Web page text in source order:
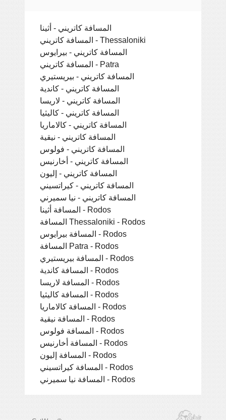
المسافة كاتريني - أثينا
المسافة كاتريني - Thessaloniki
المسافة كاتريني - بيرايوس
المسافة كاتريني - Patra
المسافة كاتريني - بيريستيري
المسافة كاتريني - كاندية
المسافة كاتريني - لاريسا
المسافة كاتريني - كاليثيا
المسافة كاتريني - كالاماريا
المسافة كاتريني - نيقية
المسافة كاتريني - فولوس
المسافة كاتريني - أخارنيس
المسافة كاتريني - إليون
المسافة كاتريني - كيراتسيني
المسافة كاتريني - نيا سميرني
المسافة أثينا - Rodos
المسافة Thessaloniki - Rodos
المسافة بيرايوس - Rodos
المسافة Patra - Rodos
المسافة بيريستيري - Rodos
المسافة كاندية - Rodos
المسافة لاريسا - Rodos
المسافة كاليثيا - Rodos
المسافة كالاماريا - Rodos
المسافة نيقية - Rodos
المسافة فولوس - Rodos
المسافة أخارنيس - Rodos
المسافة إليون - Rodos
المسافة كيراتسيني - Rodos
المسافة نيا سميرني - Rodos